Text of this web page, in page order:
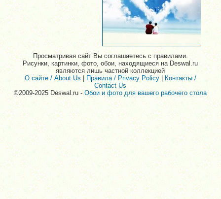
Просматривая сайт Вы соглашаетесь с правилами.
Рисунки, картинки, фото, обои, находящиеся на Deswal.ru
являются лишь частной коллекцией
О сайте / About Us|Правила / Privacy Policy
Контакты /
Contact Us
©2009-2025 Deswal.ru -Обои и фото для вашего рабочего стола